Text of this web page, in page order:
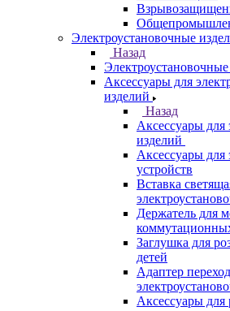
Электроустановочные
Назад
Аксессуары для
изделий
Назад
Аксессуары для
изделий
Аксессуары для
устройств
Вставка
Держатель для
Заглушка для
детей
Адаптер
Аксессуары для